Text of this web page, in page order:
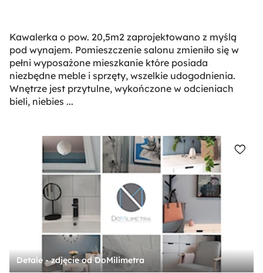
Kawalerka o pow. 20,5m2 zaprojektowano z myślą
pod wynajem. Pomieszczenie salonu zmieniło się w
pełni wyposażone mieszkanie które posiada
niezbędne meble i sprzęty, wszelkie udogodnienia.
Wnętrze jest przytulne, wykończone w odcieniach
bieli, niebies ...
Detale - zdjęcie od DoMilimetra